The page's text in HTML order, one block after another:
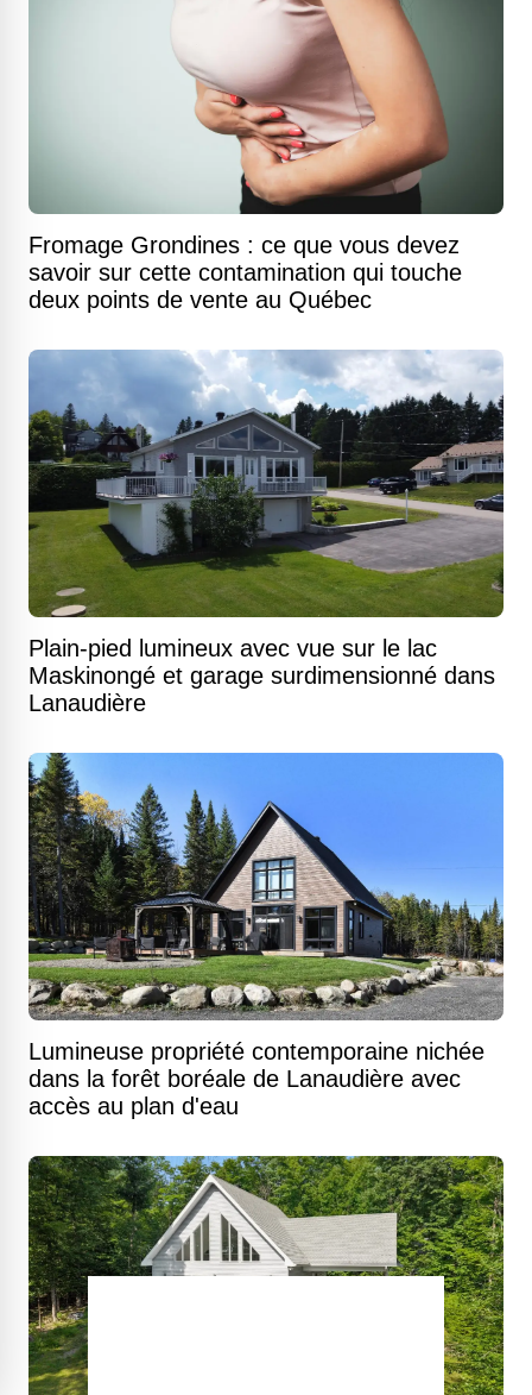
Fromage Grondines : ce que vous devez
savoir sur cette contamination qui touche
deux points de vente au Québec
Plain-pied lumineux avec vue sur le lac
Maskinongé et garage surdimensionné dans
Lanaudière
Lumineuse propriété contemporaine nichée
dans la forêt boréale de Lanaudière avec
accès au plan d'eau